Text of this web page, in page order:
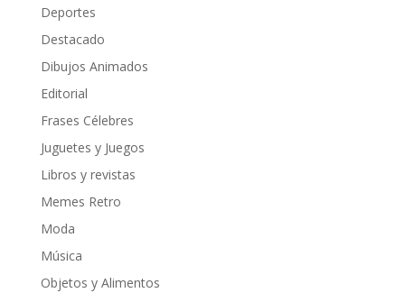
Deportes
Destacado
Dibujos Animados
Editorial
Frases Célebres
Juguetes y Juegos
Libros y revistas
Memes Retro
Moda
Música
Objetos y Alimentos